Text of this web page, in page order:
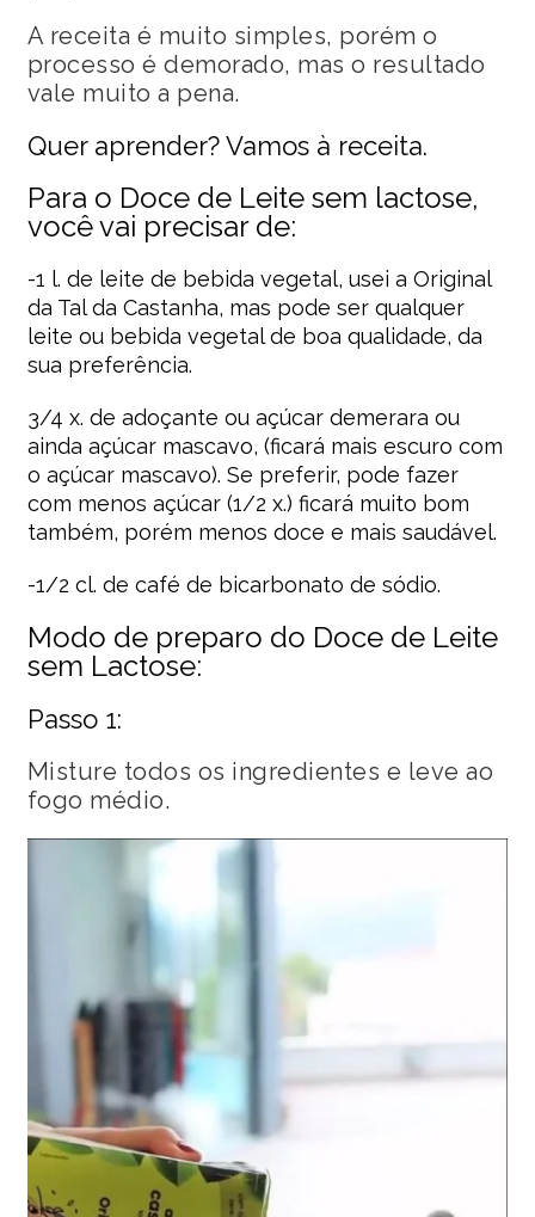
A receita é muito simples, porém o
processo é demorado, mas o resultado
vale muito a pena.
Quer aprender? Vamos à receita.
Para o Doce de Leite sem lactose,
você vai precisar de:
-1 l. de leite de bebida vegetal, usei a Original
da Tal da Castanha, mas pode ser qualquer
leite ou bebida vegetal de boa qualidade, da
sua preferência.
3/4 x. de adoçante ou açúcar demerara ou
ainda açúcar mascavo, (ficará mais escuro com
o açúcar mascavo). Se preferir, pode fazer
com menos açúcar (1/2 x.) ficará muito bom
também, porém menos doce e mais saudável.
-1/2 cl. de café de bicarbonato de sódio.
Modo de preparo do Doce de Leite
sem Lactose:
Passo 1:
Misture todos os ingredientes e leve ao
fogo médio.